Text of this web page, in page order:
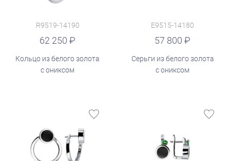
R9519-14190
62 250
Кольцо из белого золота
с ониксом
E9515-14180
57 800
Серьги из белого золота
с ониксом